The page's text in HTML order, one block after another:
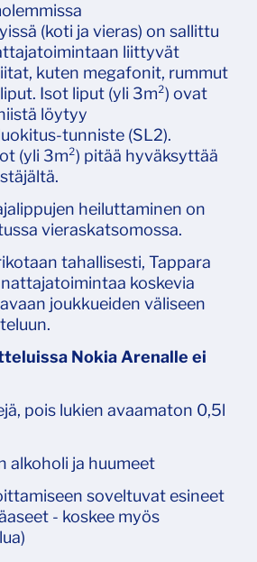
(koti ja vieras) on sallittu
liittyvät
kuten megafonit, rummut
Isot liput (yli 3m²) ovat
löytyy
tunniste (SL2).
(yli 3m²) pitää hyväksyttää
heiluttaminen on
vieraskatsomossa.
tahallisesti, Tappara
koskevia
joukkueiden väliseen
Nokia Arenalle ei
pois lukien avaamaton 0,5l
alkoholi ja huumeet
soveltuvat esineet
- koskee myös